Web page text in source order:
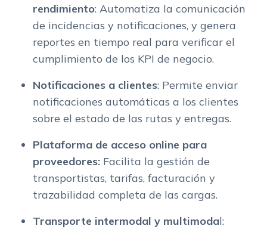
rendimiento: Automatiza la comunicación
de incidencias y notificaciones, y genera
reportes en tiempo real para verificar el
cumplimiento de los KPI de negocio.
Notificaciones a clientes: Permite enviar
notificaciones automáticas a los clientes
sobre el estado de las rutas y entregas.
Plataforma de acceso online para
proveedores: Facilita la gestión de
transportistas, tarifas, facturación y
trazabilidad completa de las cargas.
Transporte intermodal y multimodal: